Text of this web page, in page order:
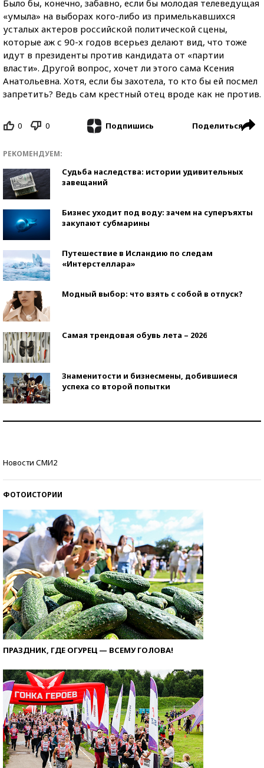
Было бы, конечно, забавно, если бы молодая телеведущая
«умыла» на выборах кого-либо из примелькавшихся
усталых актеров российской политической сцены,
которые аж с 90-х годов всерьез делают вид, что тоже
идут в президенты против кандидата от «партии
власти». Другой вопрос, хочет ли этого сама Ксения
Анатольевна. Хотя, если бы захотела, то кто бы ей посмел
запретить? Ведь сам крестный отец вроде как не против.
0 0 Подпишись Поделиться
РЕКОМЕНДУЕМ:
Судьба наследства: истории удивительных
завещаний
Бизнес уходит под воду: зачем на суперъяхты
закупают субмарины
Путешествие в Исландию по следам
«Интерстеллара»
Модный выбор: что взять с собой в отпуск?
Самая трендовая обувь лета – 2026
Знаменитости и бизнесмены, добившиеся
успеха со второй попытки
Новости СМИ2
ФОТОИСТОРИИ
ПРАЗДНИК, ГДЕ ОГУРЕЦ — ВСЕМУ ГОЛОВА!